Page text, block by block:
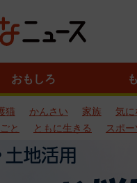
おもしろ
猫 かんさい 家族 気に
と ともに生きる スポー